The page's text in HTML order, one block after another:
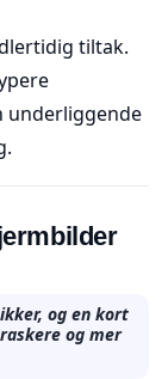
tiltak.
underliggende
og en kort
og mer